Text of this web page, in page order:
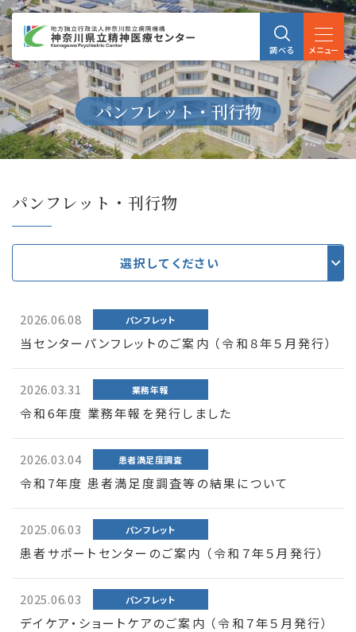
調べる メニュー
パンフレット・刊行物
パンフレット・刊行物
選択してください
2026.06.08 パンフレット
当センターパンフレットのご案内 （令和８年５月発行）
2026.03.31 業務年報
令和6年度 業務年報を発行しました
2026.03.04 患者満足度調査
令和7年度 患者満足度調査等の結果について
2025.06.03 パンフレット
患者サポートセンターのご案内 （令和７年５月発行）
2025.06.03 パンフレット
デイケア・ショートケアのご案内 （令和７年５月発行）